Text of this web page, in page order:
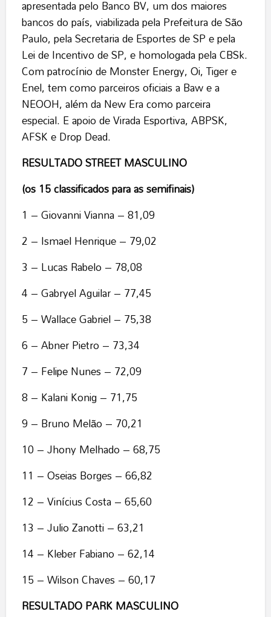
apresentada pelo Banco BV, um dos maiores
bancos do país, viabilizada pela Prefeitura de São
Paulo, pela Secretaria de Esportes de SP e pela
Lei de Incentivo de SP, e homologada pela CBSk.
Com patrocínio de Monster Energy, Oi, Tiger e
Enel, tem como parceiros oficiais a Baw e a
NEOOH, além da New Era como parceira
especial. E apoio de Virada Esportiva, ABPSK,
AFSK e Drop Dead.
RESULTADO STREET MASCULINO
(os 15 classificados para as semifinais)
1 – Giovanni Vianna – 81,09
2 – Ismael Henrique – 79,02
3 – Lucas Rabelo – 78,08
4 – Gabryel Aguilar – 77,45
5 – Wallace Gabriel – 75,38
6 – Abner Pietro – 73,34
7 – Felipe Nunes – 72,09
8 – Kalani Konig – 71,75
9 – Bruno Melão – 70,21
10 – Jhony Melhado – 68,75
11 – Oseias Borges – 66,82
12 – Vinícius Costa – 65,60
13 – Julio Zanotti – 63,21
14 – Kleber Fabiano – 62,14
15 – Wilson Chaves – 60,17
RESULTADO PARK MASCULINO